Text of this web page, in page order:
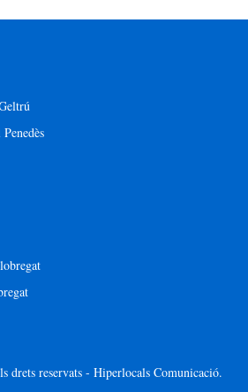
drets reservats - Hiperlocals Comunicació.